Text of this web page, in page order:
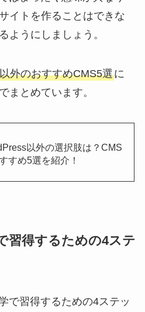
イトを作ることはできな
ようにしましょう。
外のおすすめCMS5選に
まとめています。
以外の選択肢は？CMS
すめ5選を紹介！
習得するための4ステ
で習得するための4ステッ